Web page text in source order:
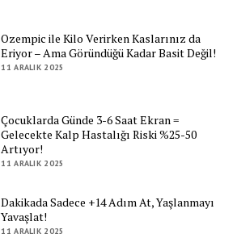
Ozempic ile Kilo Verirken Kaslarınız da
Eriyor – Ama Göründüğü Kadar Basit Değil!
11 ARALIK 2025
Çocuklarda Günde 3-6 Saat Ekran =
Gelecekte Kalp Hastalığı Riski %25-50
Artıyor!
11 ARALIK 2025
Dakikada Sadece +14 Adım At, Yaşlanmayı
Yavaşlat!
11 ARALIK 2025